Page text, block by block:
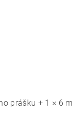
prášku + 1 × 6